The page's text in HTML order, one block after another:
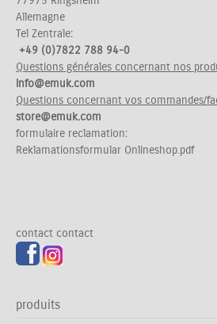
Allemagne
Tel Zentrale:
+49 (0)7822 788 94-0
Questions générales concernant nos
info@emuk.com
Questions concernant vos commandes/
store@emuk.com
formulaire reclamation:
Reklamationsformular Onlineshop.pdf
contact contact
produits